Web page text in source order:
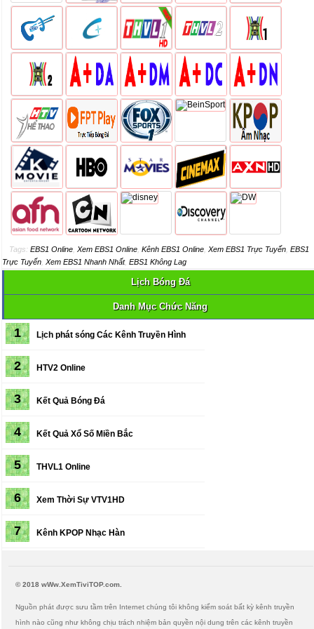
Tags: EBS1 Online Xem EBS1 Online Kênh EBS1 Online Xem EBS1 Trực Tuyến EBS1
Trực Tuyến Xem EBS1 Nhanh Nhất, EBS1 Không Lag
Lịch Bóng Đá
Danh Mục Chức Năng
1 Lịch phát sóng Các Kênh Truyền Hình
2 HTV2 Online
3 Kết Quả Bóng Đá
4 Kết Quả Xổ Số Miền Bắc
5 THVL1 Online
6 Xem Thời Sự VTV1HD
7 Kênh KPOP Nhạc Hàn
© 2018 wWw.XemTiviTOP.com.
Nguồn phát được sưu tầm trên Internet chúng tôi không kiểm soát bất kỳ kênh truyền
hình nào cũng như không chịu trách nhiệm bản quyền nội dung trên các kênh truyền